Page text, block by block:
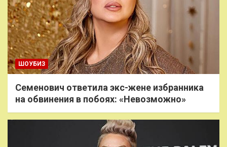
ШОУБИЗ
Семенович ответила экс-жене избранника
на обвинения в побоях: «Невозможно»